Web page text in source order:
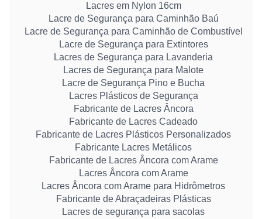
Lacres em Nylon 16cm
Lacre de Segurança para Caminhão Baú
Lacre de Segurança para Caminhão de Combustível
Lacre de Segurança para Extintores
Lacres de Segurança para Lavanderia
Lacres de Segurança para Malote
Lacre de Segurança Pino e Bucha
Lacres Plásticos de Segurança
Fabricante de Lacres Âncora
Fabricante de Lacres Cadeado
Fabricante de Lacres Plásticos Personalizados
Fabricante Lacres Metálicos
Fabricante de Lacres Âncora com Arame
Lacres Âncora com Arame
Lacres Âncora com Arame para Hidrômetros
Fabricante de Abraçadeiras Plásticas
Lacres de segurança para sacolas